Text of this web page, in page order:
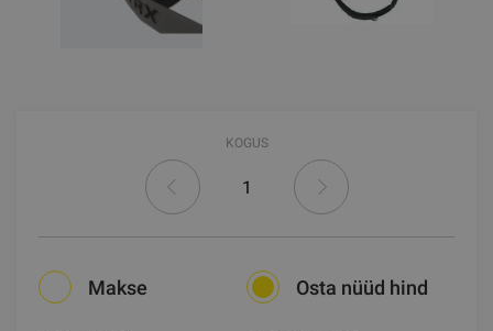
KOGUS
Makse Osta nüüd hind